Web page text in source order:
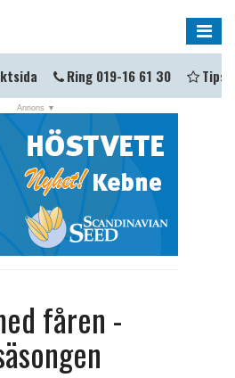
Ring 019-16 61 30 Tipsa
fåren -